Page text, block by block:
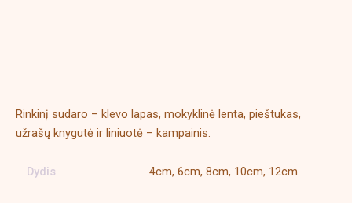
Rinkinį sudaro – klevo lapas, mokyklinė lenta, pieštukas,
užrašų knygutė ir liniuotė – kampainis.
Dydis 4cm, 6cm, 8cm, 10cm, 12cm